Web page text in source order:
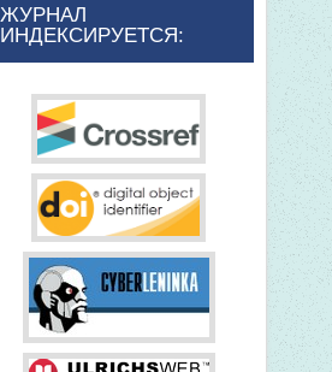
ЖУРНАЛ
ИНДЕКСИРУЕТСЯ: